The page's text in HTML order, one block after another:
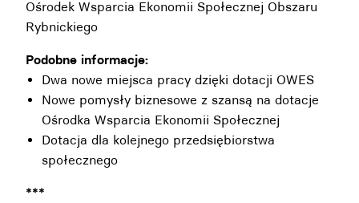
Ośrodek Wsparcia Ekonomii Społecznej Obszaru
Rybnickiego
Podobne informacje:
Dwa nowe miejsca pracy dzięki dotacji OWES
Nowe pomysły biznesowe z szansą na dotacje
Ośrodka Wsparcia Ekonomii Społecznej
Dotacja dla kolejnego przedsiębiorstwa
społecznego
***